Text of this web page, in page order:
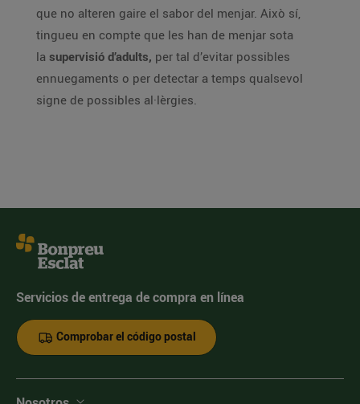
que no alteren gaire el sabor del menjar. Això sí,
tingueu en compte que les han de menjar sota
la supervisió d’adults, per tal d’evitar possibles
ennuegaments o per detectar a temps qualsevol
signe de possibles al·lèrgies.
Servicios de entrega de compra en línea
Comprobar el código postal